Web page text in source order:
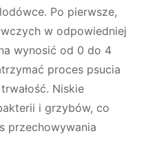
Po pierwsze,
w odpowiedniej
wynosić od 0 do 4
proces psucia
Niskie
i grzybów, co
przechowywania